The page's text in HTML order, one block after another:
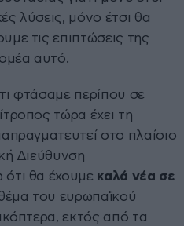
λύσεις, μόνο έτσι θα
τις επιπτώσεις της
αυτό.
φτάσαμε περίπου σε
τώρα έχει τη
στο πλαίσιο
Διεύθυνση
θα έχουμε καλά νέα σε
του ευρωπαϊκού
εκτός από τα